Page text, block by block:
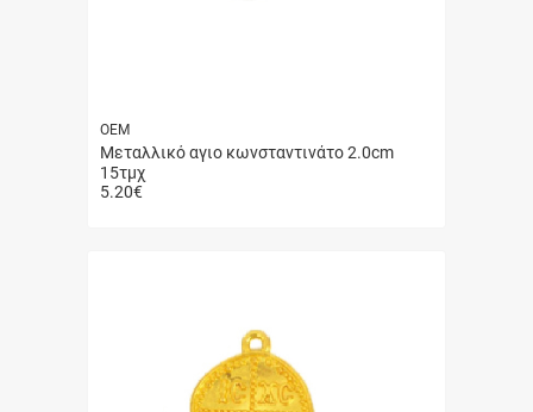
ΟΕΜ
Μεταλλικό αγιο κωνσταντινάτο 2.0cm
15τμχ
5.20€